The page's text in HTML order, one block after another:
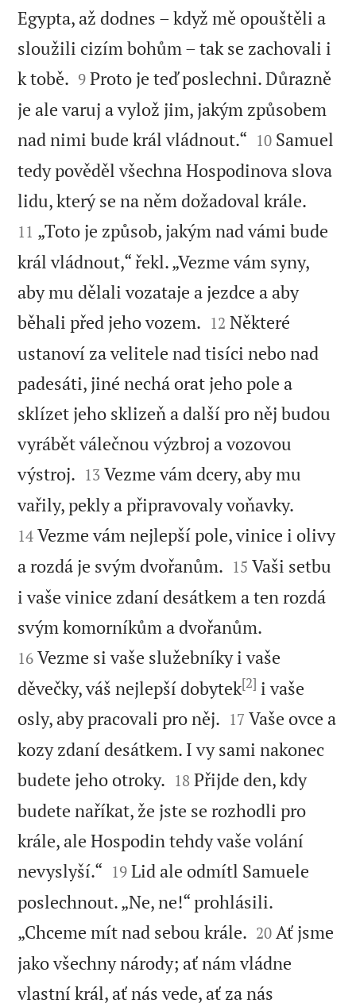
Egypta, až dodnes – když mě opouštěli a
sloužili cizím bohům – tak se zachovali i
k tobě. 

9 Proto je teď poslechni. Důrazně
je ale varuj a vylož jim, jakým způsobem
nad nimi bude král vládnout.“ 

10 Samuel
tedy pověděl všechna Hospodinova slova
lidu, který se na něm dožadoval krále.
11 „Toto je způsob, jakým nad vámi bude
král vládnout,“ řekl. „Vezme vám syny,
aby mu dělali vozataje a jezdce a aby
běhali před jeho vozem. 

12 Některé
ustanoví za velitele nad tisíci nebo nad
padesáti, jiné nechá orat jeho pole a
sklízet jeho sklizeň a další pro něj budou
vyrábět válečnou výzbroj a vozovou
výstroj. 

13 Vezme vám dcery, aby mu
vařily, pekly a připravovaly voňavky.
14 Vezme vám nejlepší pole, vinice i olivy
a rozdá je svým dvořanům. 

15 Vaši setbu
i vaše vinice zdaní desátkem a ten rozdá
svým komorníkům a dvořanům.
16 Vezme si vaše služebníky i vaše
děvečky, váš nejlepší dobytek[2] i vaše
osly, aby pracovali pro něj. 

17 Vaše ovce a
kozy zdaní desátkem. I vy sami nakonec
budete jeho otroky. 

18 Přijde den, kdy
budete naříkat, že jste se rozhodli pro
krále, ale Hospodin tehdy vaše volání
nevyslyší.“ 

19 Lid ale odmítl Samuele
poslechnout. „Ne, ne!“ prohlásili.
„Chceme mít nad sebou krále. 

20 Ať jsme
jako všechny národy; ať nám vládne
vlastní král, ať nás vede, ať za nás